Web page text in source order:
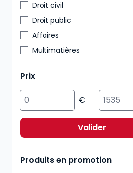
Droit civil
Droit public
Affaires
Multimatières
Social
Sciences politiques et sociales
Fiscal
Immobilier
Prix
Valider
Produits en promotion